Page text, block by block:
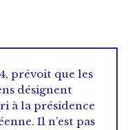
prévoit que les
désignent
à la présidence
Il n’est pas